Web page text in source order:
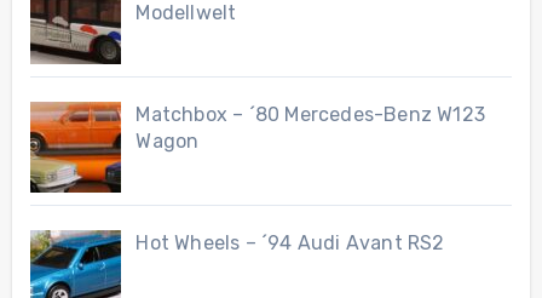
Modellwelt
Matchbox – ´80 Mercedes-Benz W123
Wagon
Hot Wheels – ´94 Audi Avant RS2